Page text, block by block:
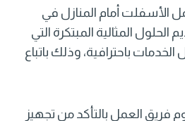
الأسفلت أمام المنازل في
المثالية المبتكرة التي
باحترافية، وذلك باتباع
فريق العمل بالتأكد من تجهيز